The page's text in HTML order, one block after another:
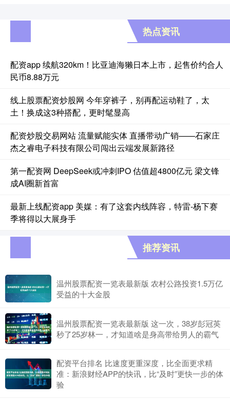
热点资讯
配资app 续航320km！比亚迪海獭日本上市，起售价约合人
民币8.88万元
线上股票配资炒股网 今年穿裤子，别再配运动鞋了，太
土！换成这3种搭配，更时髦显高
配资炒股交易网站 流量赋能实体 直播带动广销——石家庄
杰之睿电子科技有限公司闯出云端发展新路径
第一配资网 DeepSeek或冲刺IPO 估值超4800亿元 梁文锋
成AI圈新首富
最新上线配资app 美媒：有了这套内线阵容，特雷-杨下赛
季将得以大展身手
推荐资讯
温州股票配资一览表最新版 农村公路投资1.5万亿
受益的十大金股
温州股票配资一览表最新版 这一次，38岁彭冠英
秒了25岁林一，才知道啥是身高带给男人的霸气
配资平台排名 比速度更重深度，比全面更求精
准：新浪财经APP的快讯，比“及时”更快一步的体
验